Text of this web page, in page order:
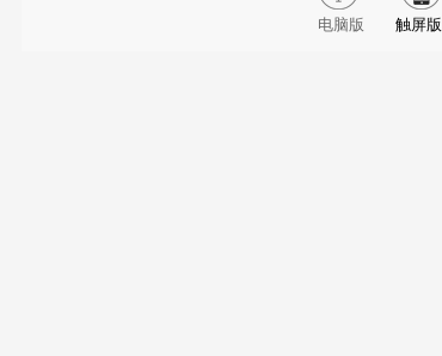
电脑版 触屏版